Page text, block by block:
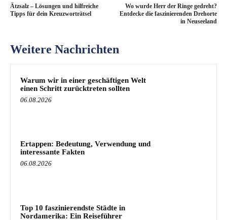
Ätzsalz – Lösungen und hilfreiche
Tipps für dein Kreuzworträtsel
Wo wurde Herr der Ringe gedreht?
Entdecke die faszinierenden Drehorte
in Neuseeland
Weitere Nachrichten
Warum wir in einer geschäftigen Welt
einen Schritt zurücktreten sollten
06.08.2026
Ertappen: Bedeutung, Verwendung und
interessante Fakten
06.08.2026
Top 10 faszinierendste Städte in
Nordamerika: Ein Reiseführer